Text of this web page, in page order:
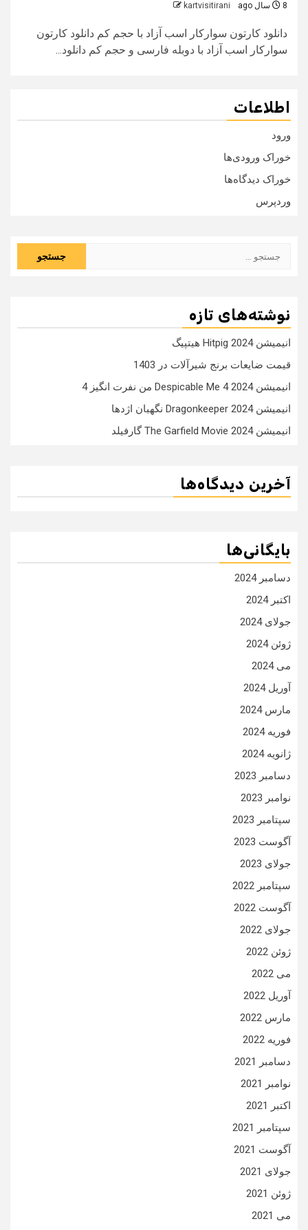
8 سال ago kartvisitirani
دانلود کارتون سوارکار اسب آزاد با حجم کم دانلود کارتون
سوارکار اسب آزاد با دوبله فارسی و حجم کم دانلود...
اطلاعات
ورود
خوراک ورودی‌ها
خوراک دیدگاه‌ها
وردپرس
نوشته‌های تازه
انیمیشن Hitpig 2024 هیتپیگ
قیمت ضایعات برنج شیرآلات در 1403
انیمیشن Despicable Me 4 2024 من نفرت انگیز 4
انیمیشن Dragonkeeper 2024 نگهبان اژدها
انیمیشن The Garfield Movie 2024 گارفیلد
آخرین دیدگاه‌ها
بایگانی‌ها
دسامبر 2024
اکتبر 2024
جولای 2024
ژوئن 2024
می 2024
آوریل 2024
مارس 2024
فوریه 2024
ژانویه 2024
دسامبر 2023
نوامبر 2023
سپتامبر 2023
آگوست 2023
جولای 2023
سپتامبر 2022
آگوست 2022
جولای 2022
ژوئن 2022
می 2022
آوریل 2022
مارس 2022
فوریه 2022
دسامبر 2021
نوامبر 2021
اکتبر 2021
سپتامبر 2021
آگوست 2021
جولای 2021
ژوئن 2021
می 2021